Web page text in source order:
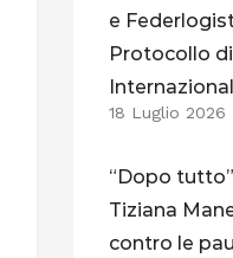
e
Protocollo
18 Luglio 2026
“Dopo
Tiziana
contro le